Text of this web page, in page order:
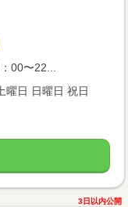
00〜22...
曜日 日曜日 祝日
3日以内公開